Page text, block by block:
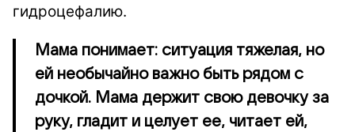
гидроцефалию.
Мама понимает: ситуация тяжелая, но
ей необычайно важно быть рядом с
дочкой. Мама держит свою девочку за
руку, гладит и целует ее, читает ей,